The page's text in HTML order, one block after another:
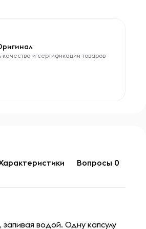
качества и сертификации товаров
Вопросы 0
водой. Одну капсулу